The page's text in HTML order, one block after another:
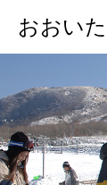
おおい